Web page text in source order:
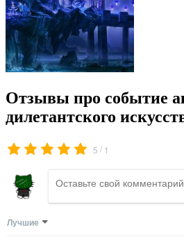
Отзывы про событие
дилетантского
5 / 1
Лучшие